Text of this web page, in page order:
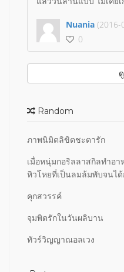
Nuania (2016-
0
Random
ภาพนิมิตลิขิตชะตารัก
เมื่อหนุ่มกอริลลาสกิลทำอ
หิวโหยที่เป็นลมล้มพับจนไ
คุกสวรรค์
จุมพิตรักในวันผลิบาน
ทัวร์วิญญาณอลเวง